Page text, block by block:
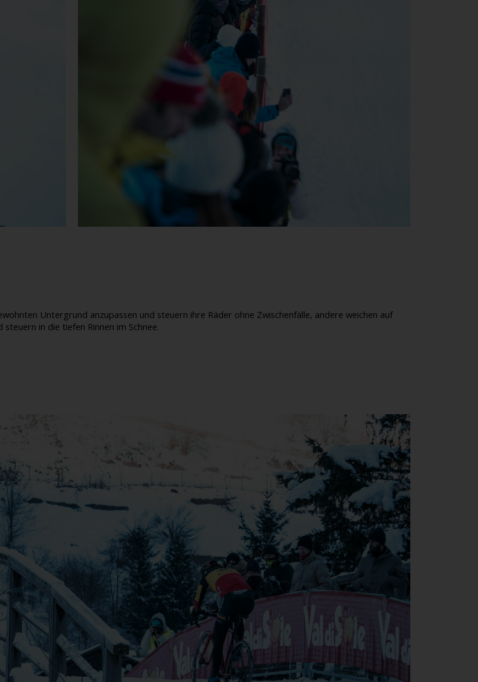
Untergrund anzupassen und steuern ihre Räder ohne Zwischenfälle, andere weichen auf
in die tiefen Rinnen im Schnee.